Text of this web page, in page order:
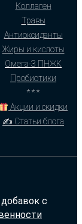
Коллаген
Травы
Антиоксиданты
Жиры и кислоты
Омега-3 ПНЖК
Пробиотики
* * *
Акции и скидки
✍ Статьи блога
с